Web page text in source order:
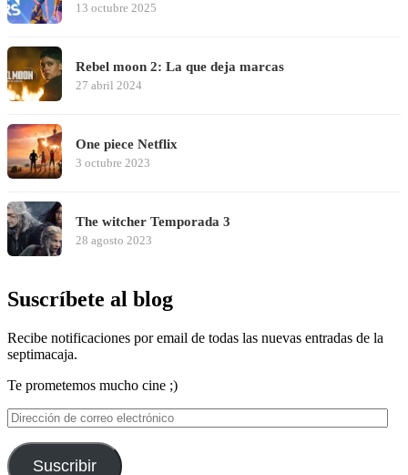
13 octubre 2025
Rebel moon 2: La que deja marcas
27 abril 2024
One piece Netflix
3 octubre 2023
The witcher Temporada 3
28 agosto 2023
Suscríbete al blog
Recibe notificaciones por email de todas las nuevas entradas de la
septimacaja.
Te prometemos mucho cine ;)
Dirección
de
correo
electrónico
Suscribir